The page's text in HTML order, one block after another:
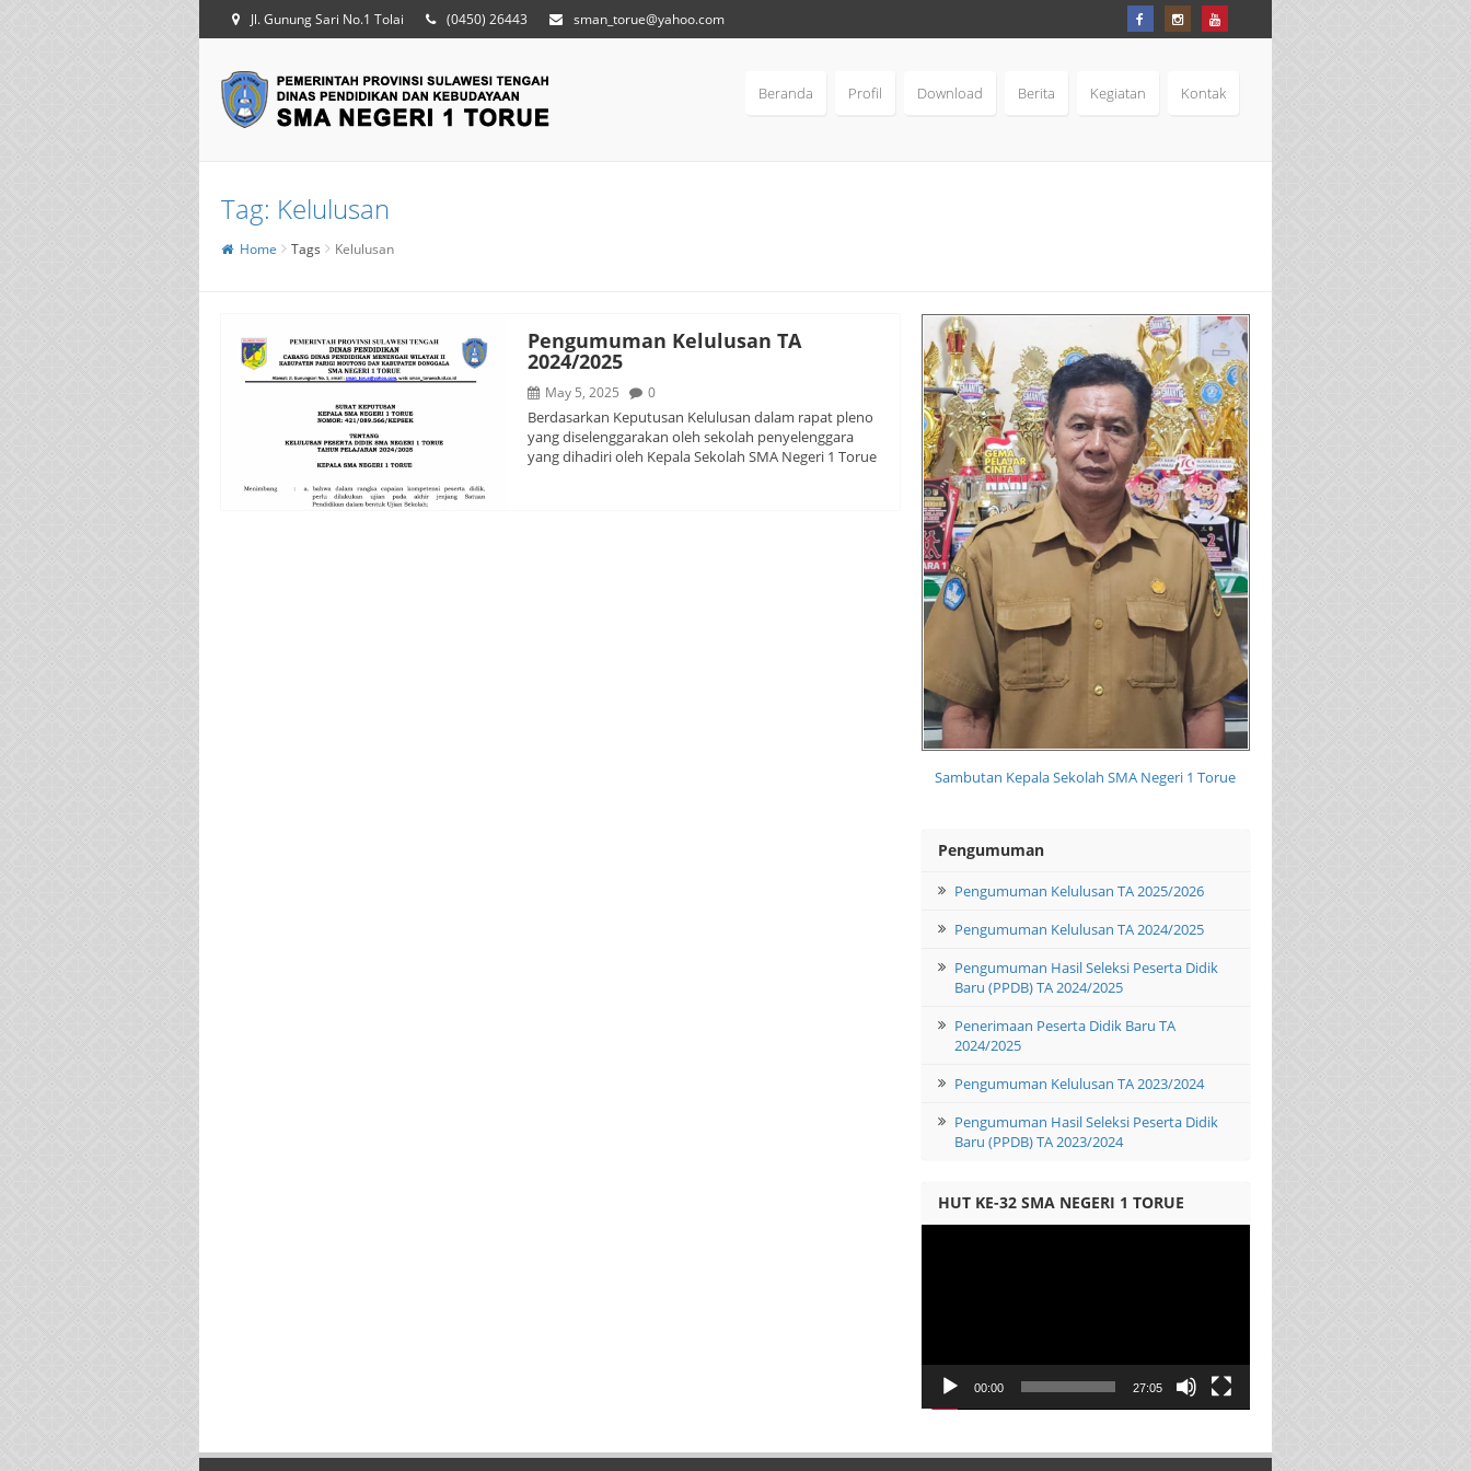
Jl. Gunung Sari No.1 Tolai (0450) 26443 sman_torue@yahoo.com
Beranda Profil Download Berita Kegiatan Kontak
Tag: Kelulusan
Home Tags Kelulusan
Pengumuman Kelulusan TA
2024/2025
May 5, 2025 0
Berdasarkan Keputusan Kelulusan dalam rapat pleno
yang diselenggarakan oleh sekolah penyelenggara
yang dihadiri oleh Kepala Sekolah SMA Negeri 1 Torue
Sambutan Kepala Sekolah SMA Negeri 1 Torue
Pengumuman
Pengumuman Kelulusan TA 2025/2026
Pengumuman Kelulusan TA 2024/2025
Pengumuman Hasil Seleksi Peserta Didik
Baru (PPDB) TA 2024/2025
Penerimaan Peserta Didik Baru TA
2024/2025
Pengumuman Kelulusan TA 2023/2024
Pengumuman Hasil Seleksi Peserta Didik
Baru (PPDB) TA 2023/2024
HUT KE-32 SMA NEGERI 1 TORUE
00:00 27:05